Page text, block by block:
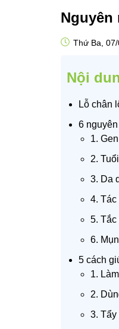
Nguyên
Thứ Ba,
Nội
Lỗ chân
6
1.
2.
3. Da
4. Tác
5. Tắc
6.
5 cách
1.
2.
3. Tẩy